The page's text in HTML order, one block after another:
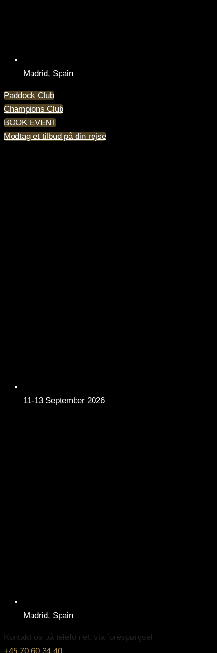
Madrid, Spain
Paddock Club
Champions Club
BOOK EVENT
Modtag et tilbud på din rejse
11-13 September 2026
Madrid, Spain
Kontakt os på telefon el. via forespørgsel
+45 70 60 34 40